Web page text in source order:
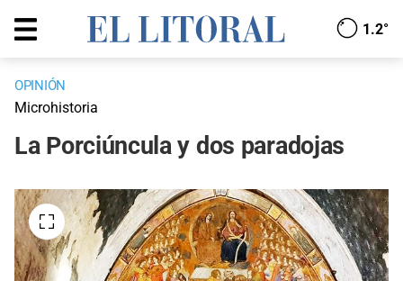
1.2°
OPINIÓN
Microhistoria
La Porciúncula y dos paradojas